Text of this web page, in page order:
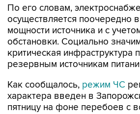
По его словам,
осуществляется поочередно
мощности источника и с
обстановки. Социально
критическая инфраструктура
резервным источникам
Как сообщалось, режим ЧС
характера введен в
пятницу на фоне перебоев с